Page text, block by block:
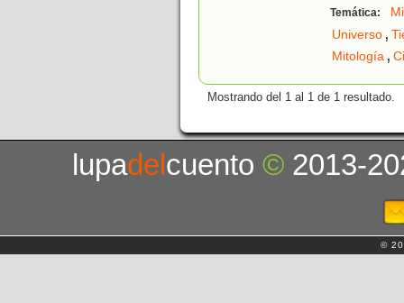
Temática:
Universo,
Mitología,
Mostrando del 1 al 1 de 1 resultado.
lupadelcuento© 2013-
©